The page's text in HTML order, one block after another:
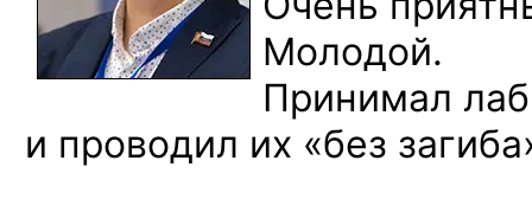
Молодой.
Принимал
и проводил их «без